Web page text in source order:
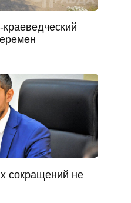
сокращений не